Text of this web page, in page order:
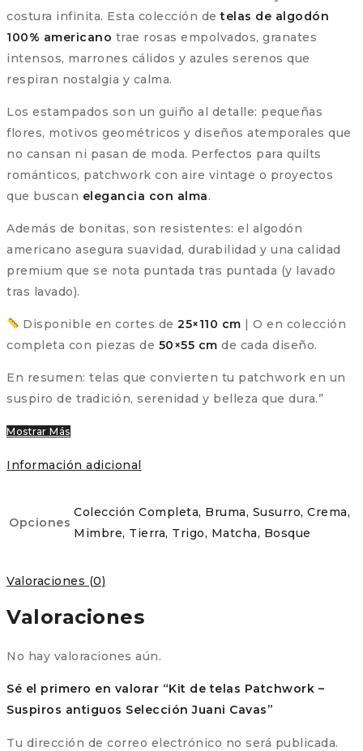
costura infinita. Esta colección detelas de algodón
100% americano trae rosas empolvados, granates
intensos, marrones cálidos y azules serenos que
respiran nostalgia y calma.
Los estampados son un guiño al detalle: pequeñas
flores, motivos geométricos y diseños atemporales que
no cansan ni pasan de moda. Perfectos para quilts
románticos, patchwork con aire vintage o proyectos
que buscan elegancia con alma.
Además de bonitas, son resistentes: el algodón
americano asegura suavidad, durabilidad y una calidad
premium que se nota puntada tras puntada (y lavado
tras lavado).
Disponible en cortes de25×110 cm | O en colección
completa con piezas de 50×55 cm de cada diseño.
En resumen: telas que convierten tu patchwork en un
suspiro de tradición, serenidad y belleza que dura.”
Mostrar Más
Información adicional
Opciones
Colección Completa, Bruma, Susurro, Crema,
Mimbre, Tierra, Trigo, Matcha, Bosque
Valoraciones (0)
Valoraciones
No hay valoraciones aún.
Sé el primero en valorar “Kit de telas Patchwork –
Suspiros antiguos Selección Juani Cavas”
Tu dirección de correo electrónico no será publicada.